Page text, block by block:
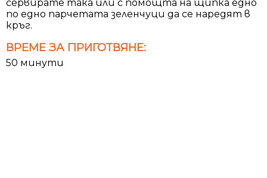
сервирате така или с помощта на щипка едно
по едно парчетата зеленчуци да се наредят в
кръг.
ВРЕМЕ ЗА ПРИГОТВЯНЕ:
50 минути